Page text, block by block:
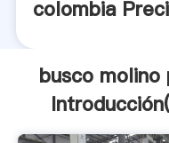
colombia
busco
Introducción(